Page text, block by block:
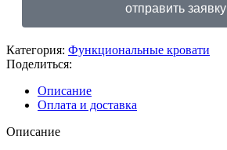
отправить заявку
Категория: Функциональные кровати
Поделиться:
Описание
Оплата и доставка
Описание